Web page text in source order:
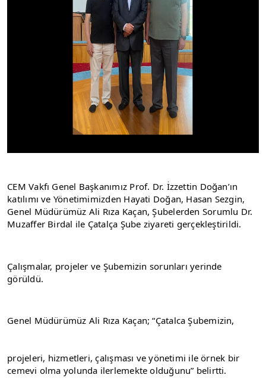
CEM Vakfı Genel Başkanımız Prof. Dr. İzzettin Doğan’ın
katılımı ve Yönetimimizden Hayati Doğan, Hasan Sezgin,
Genel Müdürümüz Ali Rıza Kaçan, Şubelerden Sorumlu Dr.
Muzaffer Birdal ile Çatalça Şube ziyareti gerçekleştirildi.
Çalışmalar, projeler ve Şubemizin sorunları yerinde
görüldü.
Genel Müdürümüz Ali Rıza Kaçan; “Çatalca Şubemizin,
projeleri, hizmetleri, çalışması ve yönetimi ile örnek bir
cemevi olma yolunda ilerlemekte olduğunu” belirtti.